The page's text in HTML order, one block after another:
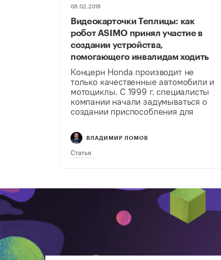
08.02.2018
Видеокарточки Теплицы: как
робот ASIMO принял участие в
создании устройства,
помогающего инвалидам ходить
Концерн Honda производит не
только качественные автомобили и
мотоциклы. С 1999 г. специалисты
компании начали задумываться о
создании приспособления для
граждан. Несколько лет работы
привели к созданию Honda Walking
Assist.
ВЛАДИМИР ЛОМОВ
Статья